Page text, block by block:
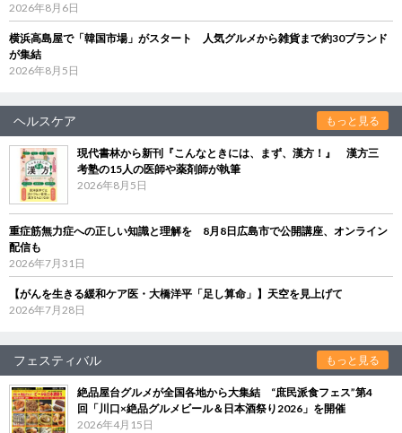
2026年8月6日
横浜高島屋で「韓国市場」がスタート 人気グルメから雑貨まで約30ブランド
が集結
2026年8月5日
ヘルスケア もっと見る
現代書林から新刊『こんなときには、まず、漢方！』 漢方三
考塾の15人の医師や薬剤師が執筆
2026年8月5日
重症筋無力症への正しい知識と理解を 8月8日広島市で公開講座、オンライン
配信も
2026年7月31日
【がんを生きる緩和ケア医・大橋洋平「足し算命」】天空を見上げて
2026年7月28日
フェスティバル もっと見る
絶品屋台グルメが全国各地から大集結 “庶民派食フェス”第4
回「川口×絶品グルメビール＆日本酒祭り2026」を開催
2026年4月15日